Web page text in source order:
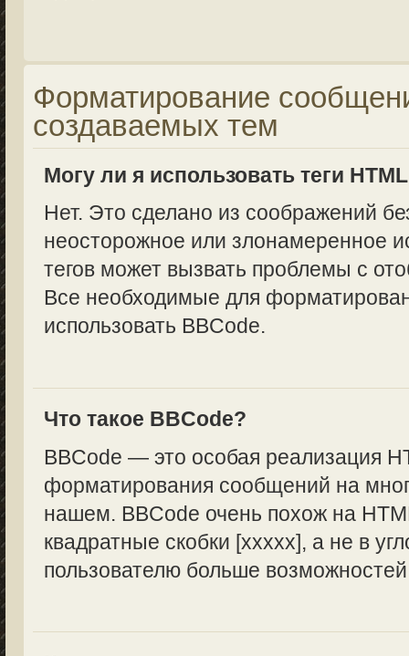
Форматирование
создаваемых тем
Могу ли я использовать теги
Нет. Это сделано из соображений
неосторожное или злонамеренное
тегов может вызвать проблемы с
Все необходимые для
использовать BBCode.
Что такое BBCode?
BBCode — это особая реализация
форматирования сообщений на
нашем. BBCode очень похож на
квадратные скобки [xxxxx], а не в
пользователю больше